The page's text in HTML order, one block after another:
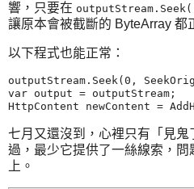
響，只要在
讓原本會被截斷的 ByteArray 都
以下程式也能正常：
outputStream.Seek(0,
var output = outputStream;
七月又還沒到，心裡只有「見
過，最少它提供了一絲線索，問
上。